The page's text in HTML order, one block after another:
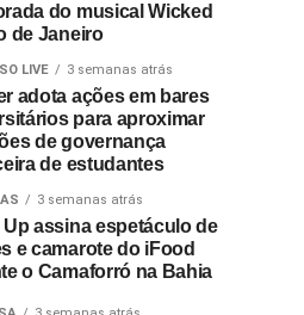
do musical Wicked
de Janeiro
LIVE 3 semanas atrás
adota ações em bares
para aproximar
de governança
de estudantes
3 semanas atrás
Up assina espetáculo de
e camarote do iFood
o Camaforró na Bahia